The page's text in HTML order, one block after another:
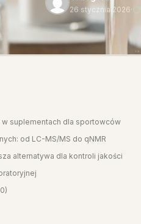
26 stycznia 2026·
suplementach dla sportowców
od LC-MS/MS do qNMR
alternatywa dla kontroli jakości